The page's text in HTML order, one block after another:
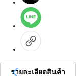
รายละเอียดสินค้า